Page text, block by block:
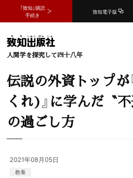
『致知』購読
手続き
致知電子版
人間学を探究して四十八年
伝説の外資トップが
くれ)』に学んだ〝不
の過ごし方
2021年08月05日
教養